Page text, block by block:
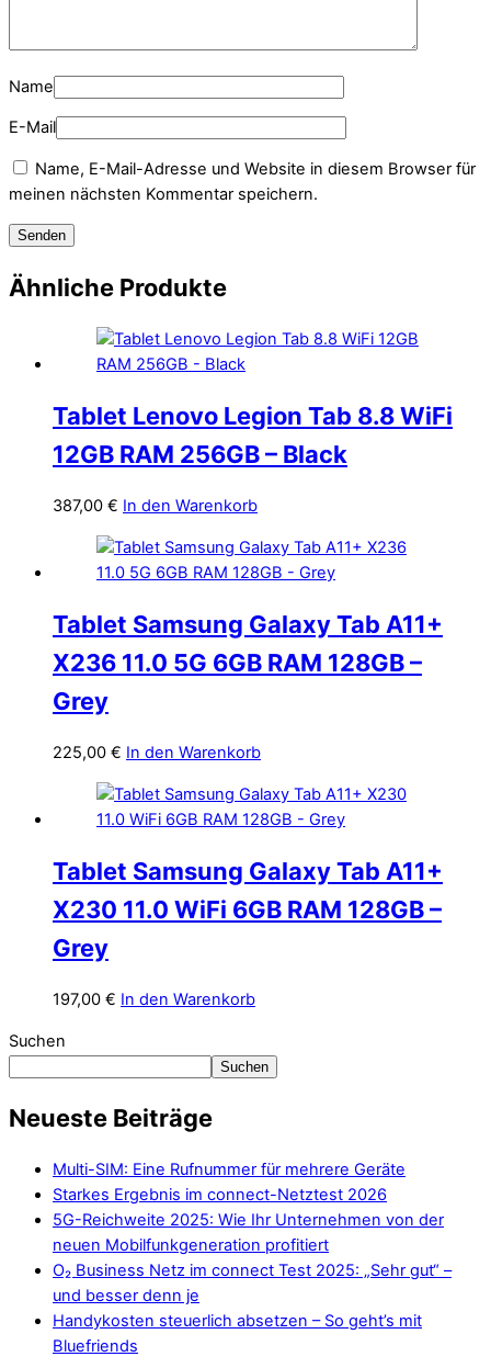
Name
E-Mail
Name, E-Mail-Adresse und Website in diesem Browser für
meinen nächsten Kommentar speichern.
Ähnliche Produkte
Tablet Lenovo Legion Tab 8.8 WiFi
12GB RAM 256GB – Black
387,00 € In den Warenkorb
Tablet Samsung Galaxy Tab A11+
X236 11.0 5G 6GB RAM 128GB –
Grey
225,00 € In den Warenkorb
Tablet Samsung Galaxy Tab A11+
X230 11.0 WiFi 6GB RAM 128GB –
Grey
197,00 € In den Warenkorb
Suchen
Suchen
Neueste Beiträge
Multi-SIM: Eine Rufnummer für mehrere Geräte
Starkes Ergebnis im connect-Netztest 2026
5G-Reichweite 2025: Wie Ihr Unternehmen von der
neuen Mobilfunkgeneration profitiert
O₂ Business Netz im connect Test 2025: „Sehr gut“ –
und besser denn je
Handykosten steuerlich absetzen – So geht’s mit
Bluefriends